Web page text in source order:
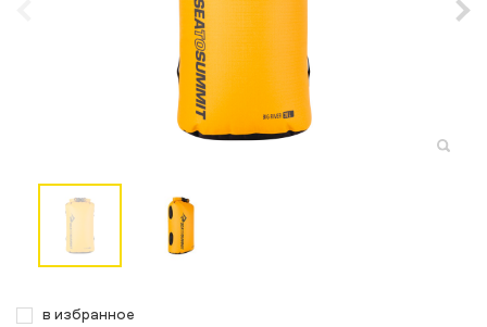
в избранное